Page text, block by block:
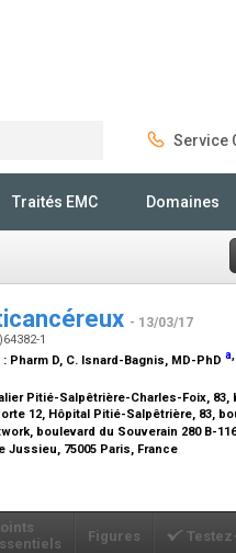
Service
Traités EMC Domaines
- 13/03/17
1
: Pharm D, C. Isnard-Bagnis, MD-PhD a,
Pitié-Salpêtrière-Charles-Foix, 83,
12, Hôpital Pitié-Salpêtrière, 83,
boulevard du Souverain 280 B-
Jussieu, 75005 Paris, France
Figures